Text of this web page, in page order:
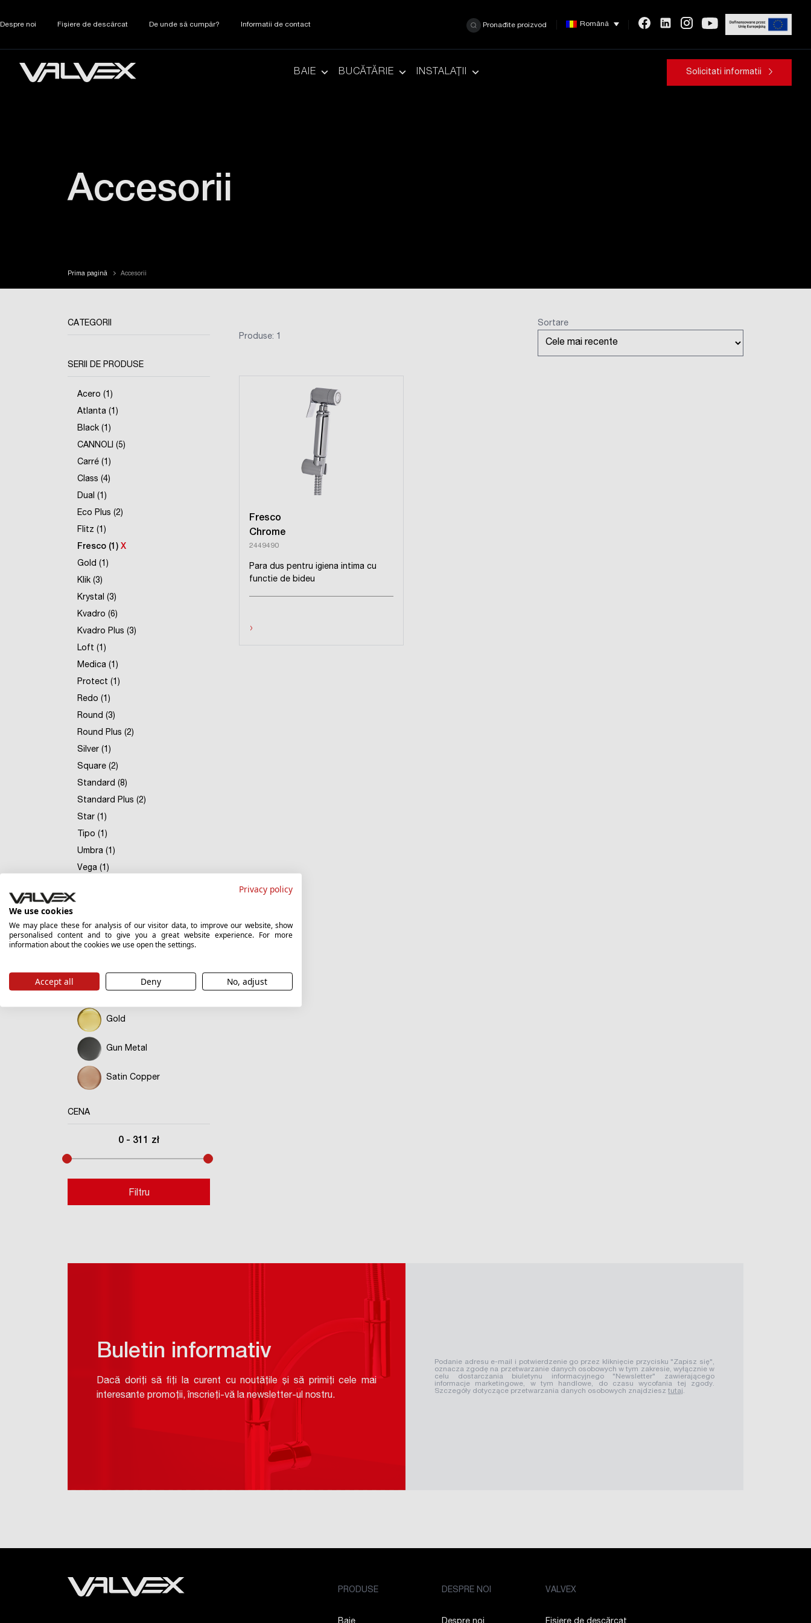
Despre noi Fișiere de descărcat De unde să cumpăr? Informatii de contact Pronađite proizvod Română
BAIE BUCĂTĂRIE INSTALAȚII Solicitati informatii
Accesorii
Prima pagină Accesorii
CATEGORII
SERII DE PRODUSE
Acero (1)
Atlanta (1)
Black (1)
CANNOLI (5)
Carré (1)
Class (4)
Dual (1)
Eco Plus (2)
Flitz (1)
Fresco (1) X
Gold (1)
Klik (3)
Krystal (3)
Kvadro (6)
Kvadro Plus (3)
Loft (1)
Medica (1)
Protect (1)
Redo (1)
Round (3)
Round Plus (2)
Silver (1)
Square (2)
Standard (8)
Standard Plus (2)
Star (1)
Tipo (1)
Umbra (1)
Vega (1)
Culori
Black
Chrome
Gold
Gun Metal
Satin Copper
CENA
0 - 311 zł
Filtru
Produse: 1
Sortare
Fresco
Chrome
2449490
Para dus pentru igiena intima cu
functie de bideu
›
Buletin informativ
Dacă doriți să fiți la curent cu noutățile și să primiți cele mai
interesante promoții, înscrieți-vă la newsletter-ul nostru.
Podanie adresu e-mail i potwierdzenie go przez kliknięcie przycisku "Zapisz się",
oznacza zgodę na przetwarzanie danych osobowych w tym zakresie, wyłącznie w
celu dostarczania biuletynu informacyjnego "Newsletter" zawierającego
informacje marketingowe, w tym handlowe, do czasu wycofania tej zgody.
Szczegóły dotyczące przetwarzania danych osobowych znajdziesz tutaj.
PRODUSE DESPRE NOI VALVEX
Privacy policy
We use cookies
We may place these for analysis of our visitor data, to improve our website, show
personalised content and to give you a great website experience. For more
information about the cookies we use open the settings.
Accept all Deny No, adjust